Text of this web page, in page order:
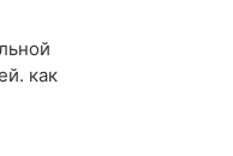
как